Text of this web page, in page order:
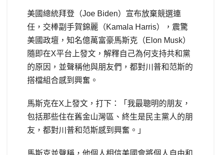
美國總統拜登（Joe Biden）宣布放棄競選連
任，交棒副手賀錦麗（Kamala Harris），震驚
美國政壇，知名億萬富豪馬斯克（Elon Musk）
隨即在X平台上發文，解釋自己為何支持共和黨
的原因，並聲稱他與朋友們，都對川普和范斯的
搭檔組合感到興奮。
馬斯克在X上發文，打下：「我最聰明的朋友，
包括那些住在舊金山灣區、終生是民主黨人的朋
友，都對川普和范斯感到興奮。」